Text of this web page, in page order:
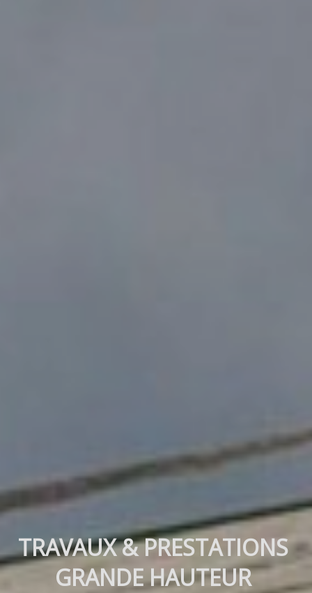
TRAVAUX & PRESTATIONS
GRANDE HAUTEUR